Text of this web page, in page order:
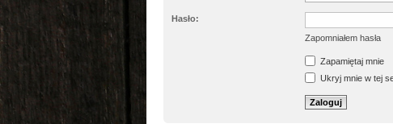
Hasło:
Zapomniałem hasła
Zapamiętaj mnie
Ukryj mnie w tej